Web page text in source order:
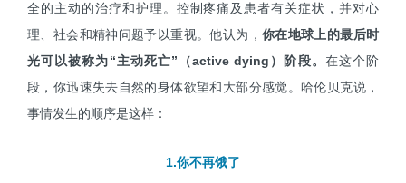
全的主动的治疗和护理。控制疼痛及患者有关症状，并对心
理、社会和精神问题予以重视。他认为， 你在地球上的最后时
光可以被称为“主动死亡”（active dying）阶段。 在这个阶
段，你迅速失去自然的身体欲望和大部分感觉。哈伦贝克说，
事情发生的顺序是这样：
1.你不再饿了